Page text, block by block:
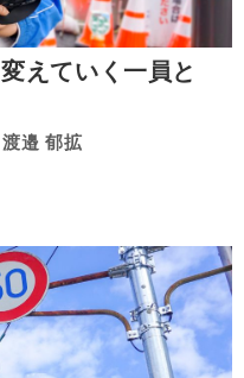
変えていく一員と
渡邉 郁拡